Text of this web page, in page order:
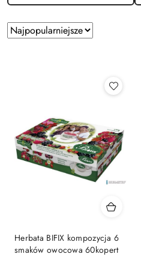
Zastosowano
sortowanie:
Sortuj
według
Herbata BIFIX kompozycja 6
smaków owocowa 60kopert